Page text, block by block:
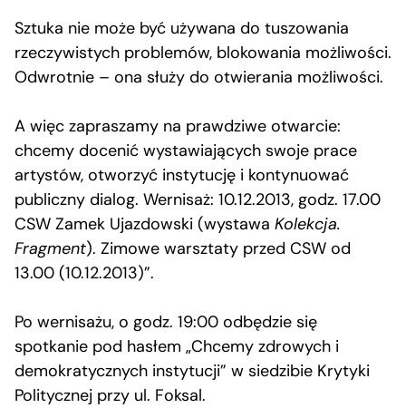
Sztuka nie może być używana do tuszowania
rzeczywistych problemów, blokowania możliwości.
Odwrotnie – ona służy do otwierania możliwości.
A więc zapraszamy na prawdziwe otwarcie:
chcemy docenić wystawiających swoje prace
artystów, otworzyć instytucję i kontynuować
publiczny dialog. Wernisaż: 10.12.2013, godz. 17.00
CSW Zamek Ujazdowski (wystawa Kolekcja.
Fragment). Zimowe warsztaty przed CSW od
13.00 (10.12.2013)”.
Po wernisażu, o godz. 19:00 odbędzie się
spotkanie pod hasłem „Chcemy zdrowych i
demokratycznych instytucji” w siedzibie Krytyki
Politycznej przy ul. Foksal.